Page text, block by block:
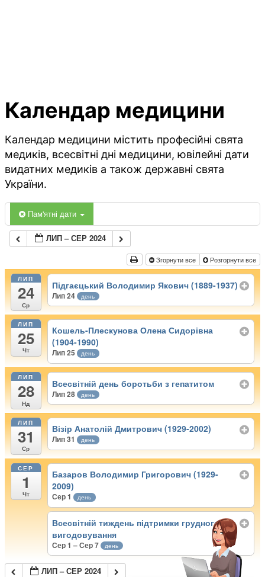
Календар медицини
Календар медицини містить професійні свята
медиків, всесвітні дні медицини, ювілейні дати
видатних медиків а також державні свята
України.
Пам'ятні дати
ЛИП – СЕР 2024
Згорнути все Розгорнути все
ЛИП
24
Ср
Підгаєцький Володимир Якович (1889-1937)
Лип 24 день
ЛИП
25
Чт
Кошель-Плескунова Олена Сидорівна
(1904-1990)
Лип 25 день
ЛИП
28
Нд
Всесвітній день боротьби з гепатитом
Лип 28 день
ЛИП
31
Ср
Візір Анатолій Дмитрович (1929-2002)
Лип 31 день
СЕР
1
Чт
Базаров Володимир Григорович (1929-
2009)
Сер 1 день
Всесвітній тиждень підтримки грудного
вигодовування
Сер 1 – Сер 7 день
ЛИП – СЕР 2024